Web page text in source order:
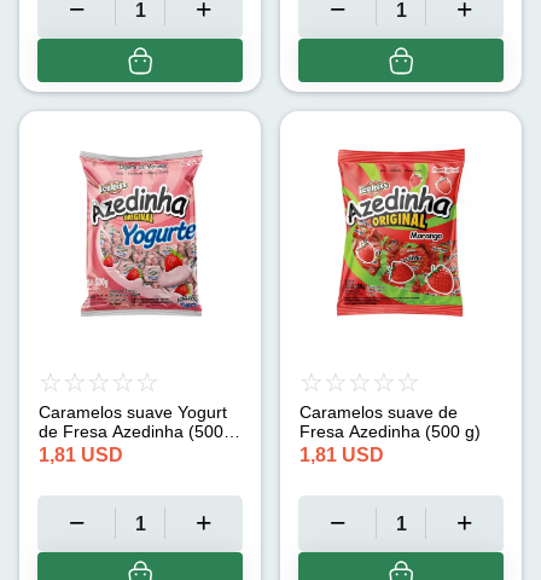
Caramelos suave Yogurt
de Fresa Azedinha (500
g)
1,81 USD
Caramelos suave de
Fresa Azedinha (500 g)
1,81 USD